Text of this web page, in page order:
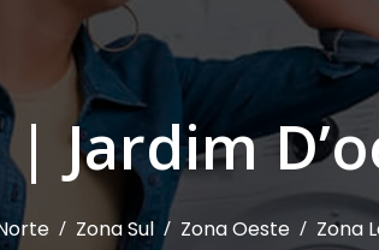
Jardim
/ Zona Sul / Zona Oeste / Zona